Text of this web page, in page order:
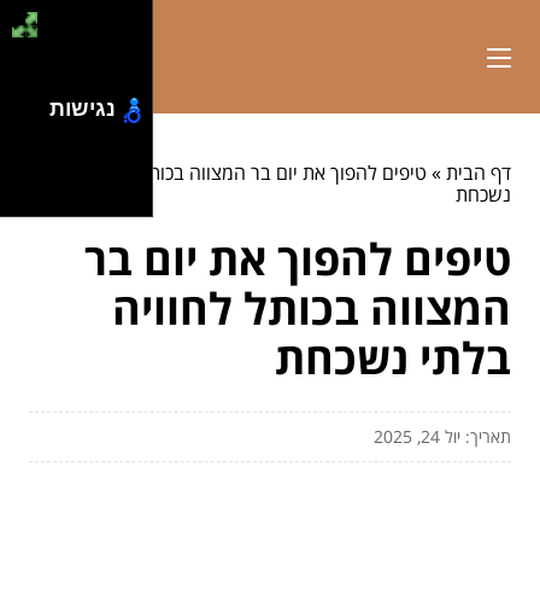
דף הבית» טיפים להפוך את יום בר המצווה בכותל לחוויה בלתי
נשכחת
טיפים להפוך את יום בר
המצווה בכותל לחוויה
בלתי נשכחת
תאריך: יול 24, 2025
נגישות